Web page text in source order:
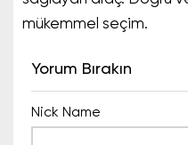
mükemmel seçim.
Yorum Bırakın
Nick Name